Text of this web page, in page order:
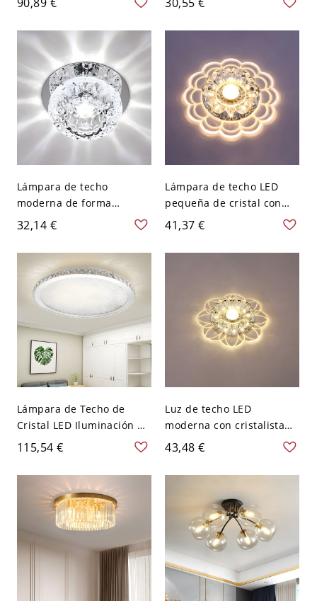
dormitorio - Transparente
110 A 120 V
agujero de 2-3,5'' de
diámetro - 110 A 120 V
Lámpara de techo
moderna de forma
esférica con cristal y 2
luces con agujero de 2-3''
de diámetro - 110 A 120 V
Blanco
32,14 €
Lámpara de techo LED
pequeña de cristal con
estilo moderno y agujero
de 2-4'' de diámetro - 110
A 120 V Transparente Luz
41,37 €
Lámpara de Techo de
Cristal LED Iluminación de
Techo Redonda Simplista
para Salón - Transparente
110 A 120 V 41,91 cm
115,54 €
Luz de techo LED
moderna con cristalista
para vestíbulo, montada
en el techo, en claro - 110
A 120 V Transparente Luz
43,48 €